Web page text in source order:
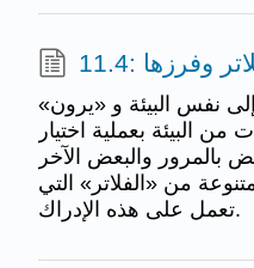
وفرزها
نفس البيئة و «يرون»
البيئة بعملية اختيار
بالمرور والبعض الآخر
من «الفلاتر» التي
تعمل على هذه الإدراك.